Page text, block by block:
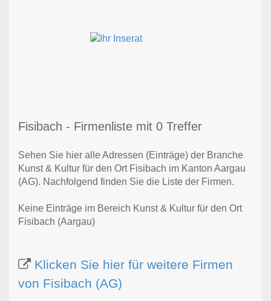
Fisibach - Firmenliste mit 0 Treffer
Sehen Sie hier alle Adressen (Einträge) der Branche
Kunst & Kultur für den Ort Fisibach im Kanton Aargau
(AG). Nachfolgend finden Sie die Liste der Firmen.
Keine Einträge im Bereich Kunst & Kultur für den Ort
Fisibach (Aargau)
Klicken Sie hier für weitere Firmen
von Fisibach (AG)